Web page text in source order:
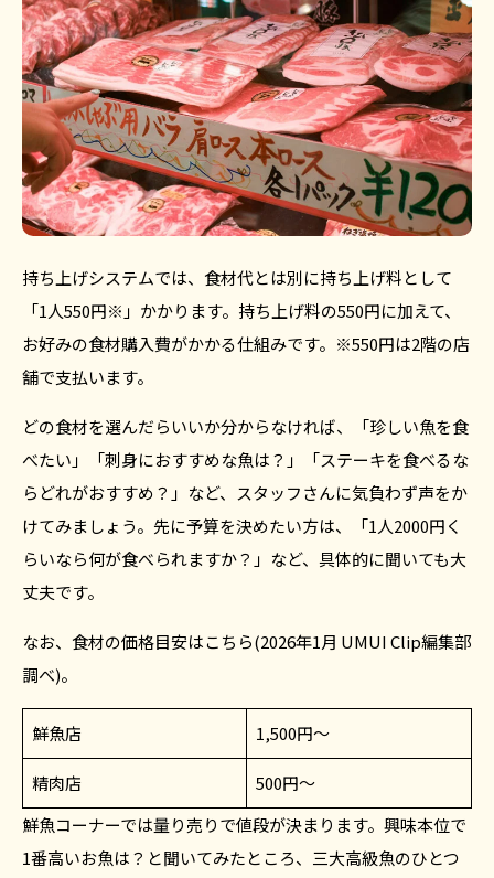
持ち上げシステムでは、食材代とは別に持ち上げ料として
「1人550円※」かかります。持ち上げ料の550円に加えて、
お好みの食材購入費がかかる仕組みです。※550円は2階の店
舗で支払います。
どの食材を選んだらいいか分からなければ、「珍しい魚を食
べたい」「刺身におすすめな魚は？」「ステーキを食べるな
らどれがおすすめ？」など、スタッフさんに気負わず声をか
けてみましょう。先に予算を決めたい方は、「1人2000円く
らいなら何が食べられますか？」など、具体的に聞いても大
丈夫です。
なお、食材の価格目安はこちら(2026年1月 UMUI Clip編集部
調べ)。
鮮魚店 1,500円〜
精肉店
500円〜
鮮魚コーナーでは量り売りで値段が決まります。興味本位で
1番高いお魚は？と聞いてみたところ、三大高級魚のひとつ